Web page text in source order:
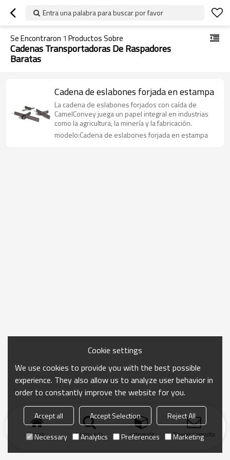
Entra una palabra para buscar por favor
Se Encontraron 1 Productos Sobre
Cadenas Transportadoras De Raspadores
Baratas
Cadena de eslabones forjada en estampa
La cadena de eslabones forjados con caída de
CamelConvey juega un papel integral en industrias
como la agricultura, la minería y la fabricación.
modelo:Cadena de eslabones forjada en estampa
Inicio búsqueda categoría Enviar consulta
Cookie settings
We use cookies to provide you with the best possible
experience. They also allow us to analyze user behavior in
order to constantly improve the website for you.
Accept all Accept Selection
Reject All
Necessary
Analytics Preferences Marketing